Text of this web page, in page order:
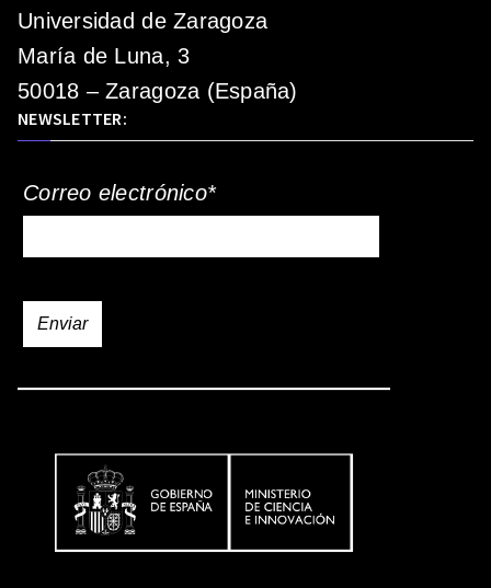
Universidad de Zaragoza
María de Luna, 3
50018 – Zaragoza (España)
NEWSLETTER:
Correo electrónico*